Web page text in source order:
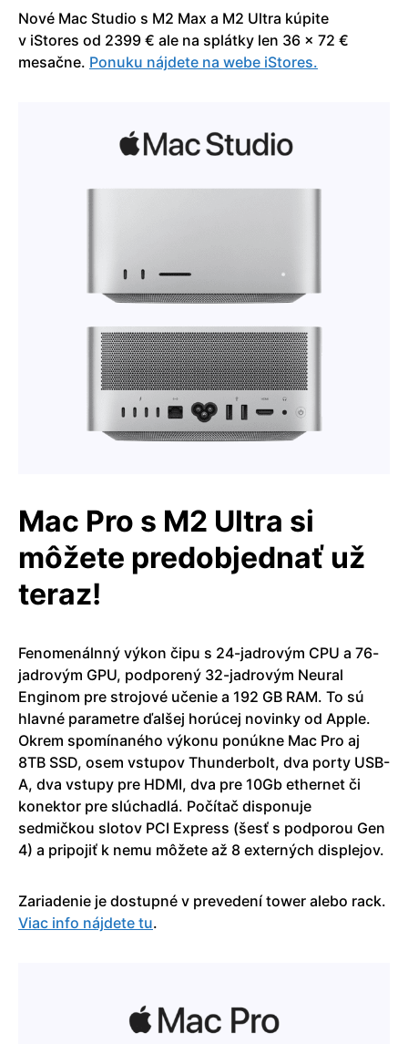
Nové Mac Studio s M2 Max a M2 Ultra kúpite
v iStores od 2399 € ale na splátky len 36 x 72 €
mesačne. Ponuku nájdete na webe iStores.
Mac Pro s M2 Ultra si
môžete predobjednať už
teraz!
Fenomenálnný výkon čipu s 24-jadrovým CPU a 76-
jadrovým GPU, podporený 32-jadrovým Neural
Enginom pre strojové učenie a 192 GB RAM. To sú
hlavné parametre ďalšej horúcej novinky od Apple.
Okrem spomínaného výkonu ponúkne Mac Pro aj
8TB SSD, osem vstupov Thunderbolt, dva porty USB-
A, dva vstupy pre HDMI, dva pre 10Gb ethernet či
konektor pre slúchadlá. Počítač disponuje
sedmičkou slotov PCI Express (šesť s podporou Gen
4) a pripojiť k nemu môžete až 8 externých displejov.
Zariadenie je dostupné v prevedení tower alebo rack.
Viac info nájdete tu.